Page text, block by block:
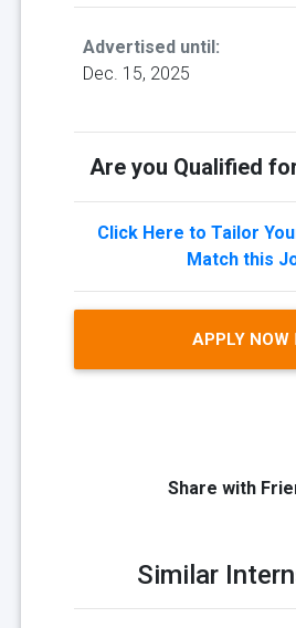
Advertised until:
Dec. 15, 2025
Are you Qualified
Click Here to Tailor
Match this
APPLY NOW
Share with
Similar